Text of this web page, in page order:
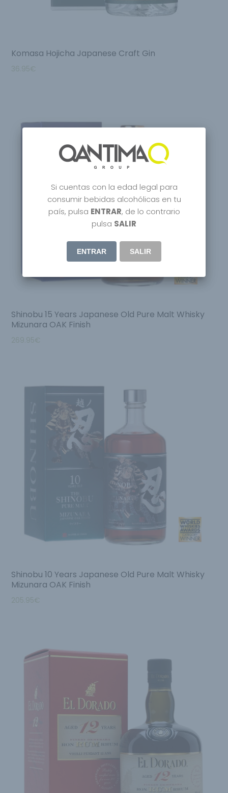
Komasa Hojicha Japanese Craft Gin
36.95€
Shinobu 15 Years Japanese Old Pure Malt Whisky
Mizunara OAK Finish
269.95€
Shinobu 10 Years Japanese Old Pure Malt Whisky
Mizunara OAK Finish
205.95€
Si cuentas con la edad legal para
consumir bebidas alcohólicas en tu
país, pulsa ENTRAR, de lo contrario
pulsa SALIR
ENTRAR SALIR